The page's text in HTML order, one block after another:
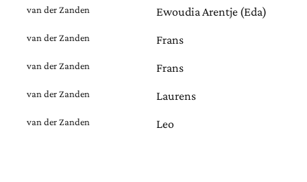
van der Zanden Ewoudia Arentje (Eda)
van der Zanden Frans
van der Zanden Frans
van der Zanden Laurens
van der Zanden Leo